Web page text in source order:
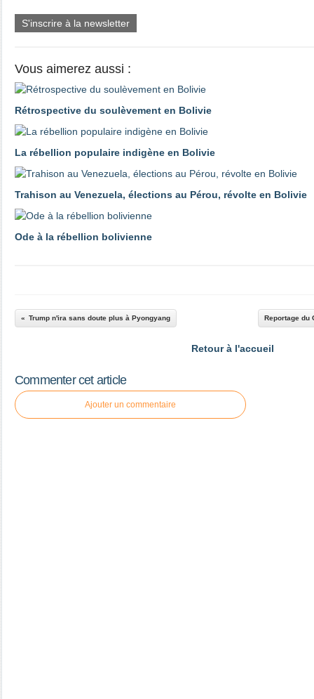
S'inscrire à la newsletter
Vous aimerez aussi :
Rétrospective du soulèvement en Bolivie
La rébellion populaire indigène en Bolivie
Trahison au Venezuela, élections au Pérou, révolte en Bolivie
Ode à la rébellion bolivienne
Trump n'ira sans doute plus à Pyongyang Reportage du
Retour à l'accueil
Commenter cet article
Ajouter un commentaire